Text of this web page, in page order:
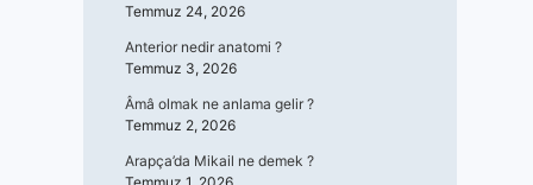
Temmuz 24, 2026
Anterior nedir anatomi ?
Temmuz 3, 2026
Âmâ olmak ne anlama gelir ?
Temmuz 2, 2026
Arapça’da Mikail ne demek ?